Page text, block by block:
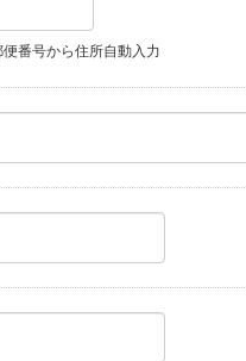
番号から住所自動入力